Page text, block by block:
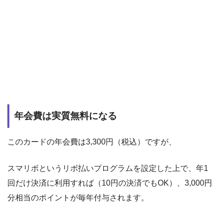
年会費は実質無料になる
このカードの年会費は3,300円（税込）ですが、
スマリボというリボ払いプログラムを設定した上で、年1
回だけ決済に利用すれば（10円の決済でもOK）、3,000円
分相当のポイントが毎年付与されます。